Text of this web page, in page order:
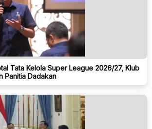
Tata Kelola Super League 2026/27, Klub
Panitia Dadakan